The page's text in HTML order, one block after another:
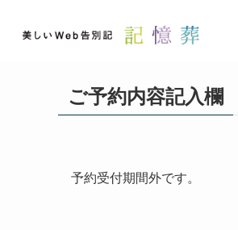
ご予約内容記入欄
予約受付期間外です。